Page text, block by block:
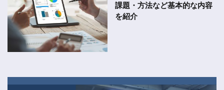
課題・方法など基本的な内容
を紹介